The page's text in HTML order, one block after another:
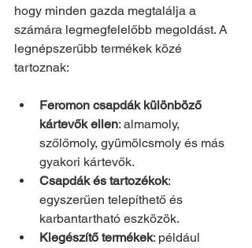
hogy minden gazda megtalálja a
számára legmegfelelőbb megoldást. A
legnépszerűbb termékek közé
tartoznak:
Feromon csapdák különböző
kártevők ellen: almamoly,
szőlőmoly, gyümölcsmoly és más
gyakori kártevők.
Csapdák és tartozékok:
egyszerűen telepíthető és
karbantartható eszközök.
Kiegészítő termékek: például